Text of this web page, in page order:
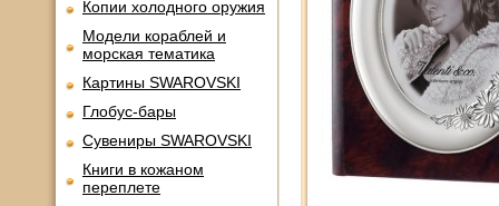
Копии холодного оружия
Модели кораблей и
морская тематика
Картины SWAROVSKI
Глобус-бары
Сувениры SWAROVSKI
Книги в кожаном
переплете